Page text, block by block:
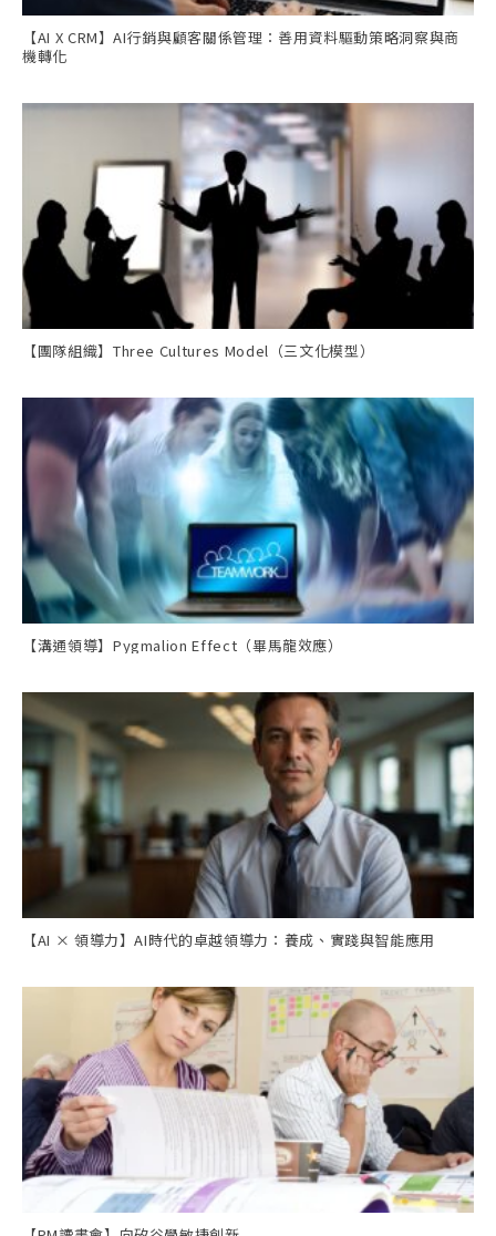
【AI X CRM】AI行銷與顧客關係管理：善用資料驅動策略洞察與商
機轉化
【團隊組織】Three Cultures Model（三文化模型）
【溝通領導】Pygmalion Effect（畢馬龍效應）
【AI × 領導力】AI時代的卓越領導力：養成、實踐與智能應用